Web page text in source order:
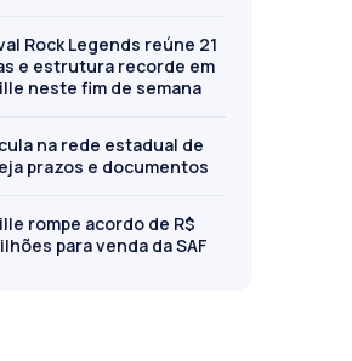
Rock Legends reúne 21
e estrutura recorde em
neste fim de semana
na rede estadual de
prazos e documentos
rompe acordo de R$
para venda da SAF